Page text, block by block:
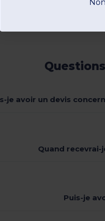
je avoir un devis
Quand recevrai-
Puis-je